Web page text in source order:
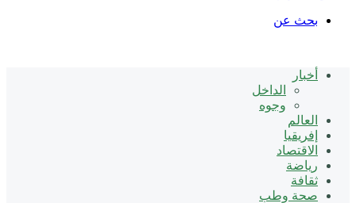
بحث عن
أخبار
الداخل
وجوه
العالم
إفريقيا
الاقتصاد
رياضة
ثقافة
صحة وطب